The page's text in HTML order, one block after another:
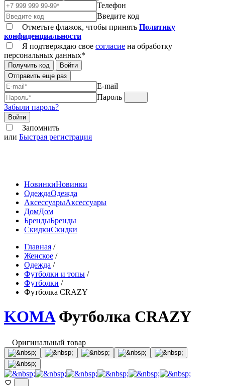
Телефон
Введите код
Отметьте флажок, чтобы принять Политику
конфиденциальности
Я подтверждаю свое согласие на обработку
персональных данных*
Получить код
Войти
Отправить еще раз
E-mail
Пароль
Забыли пароль?
Войти
Запомнить
или Быстрая регистрация
НовинкиНовинки
ОдеждаОдежда
АксессуарыАксессуары
ДомДом
БрендыБренды
СкидкиСкидки
Главная /
Женское /
Одежда /
Футболки и топы /
Футболки /
Футболка CRAZY
KOMAФутболка CRAZY
Оригинальный товар